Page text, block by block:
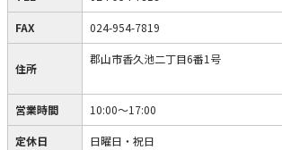
FAX 024-954-7819
住所
郡山市香久池二丁目6番1号
営業時間 10:00〜17:00
定休日 日曜日・祝日